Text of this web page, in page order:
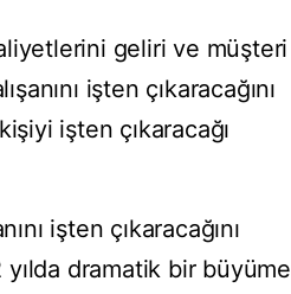
geliri ve müşteri
işten çıkaracağını
işten çıkaracağı
işten çıkaracağını
dramatik bir büyüme